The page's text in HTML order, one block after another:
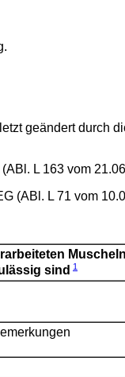
geändert durch
L 163 vom
(ABl. L 71 vom
sind 1